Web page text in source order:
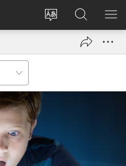
更
言
登
录
（打
口）
搜
索
JW.ORG
显